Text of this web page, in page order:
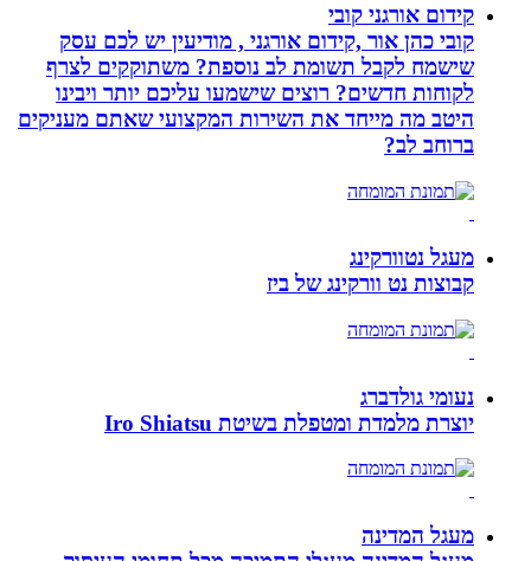
קידום אורגני קובי
קובי כהן אור ,קידום אורגני , מודיעין יש לכם עסק
שישמח לקבל תשומת לב נוספת? משתוקקים לצרף
לקוחות חדשים? רוצים שישמעו עליכם יותר ויבינו
היטב מה מייחד את השירות המקצועי שאתם מעניקים
ברוחב לב?
מעגל נטוורקינג
קבוצות נט וורקינג של ביז
נעומי גולדברג
יוצרת מלמדת ומטפלת בשיטת Iro Shiatsu
מעגל המדינה